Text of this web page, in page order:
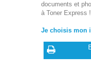
documents et
à Toner Express !
Je choisis mon